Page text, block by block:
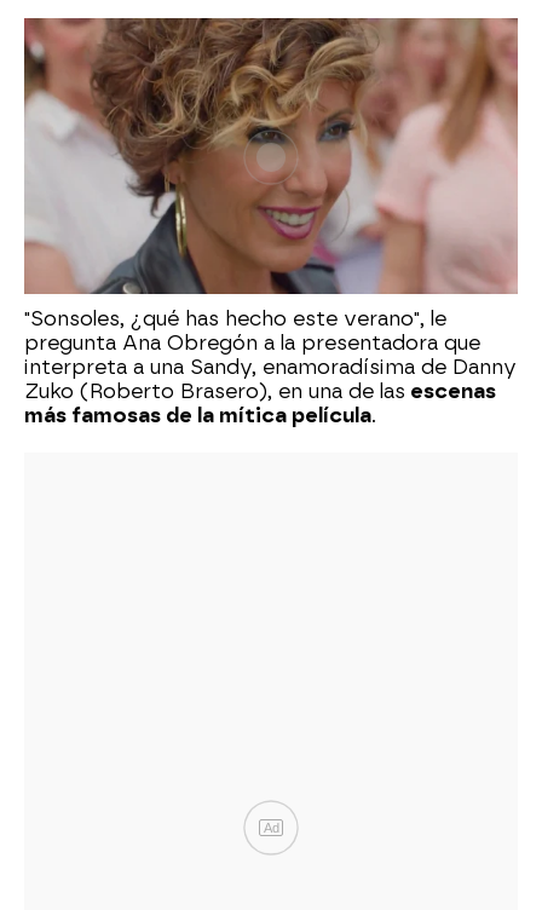
"Sonsoles, ¿qué has hecho este verano", le
pregunta Ana Obregón a la presentadora que
interpreta a una Sandy, enamoradísima de Danny
Zuko (Roberto Brasero), en una de las escenas
más famosas de la mítica película.
Ad